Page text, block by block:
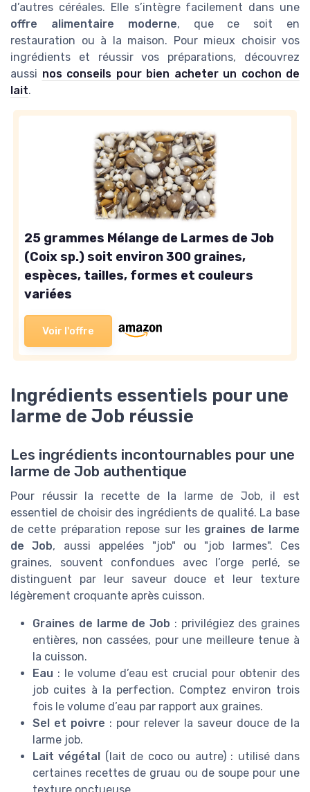
d’autres céréales. Elle s’intègre facilement dans une
offre alimentaire moderne, que ce soit en
restauration ou à la maison. Pour mieux choisir vos
ingrédients et réussir vos préparations, découvrez
aussi nos conseils pour bien acheter un cochon de
lait.
25 grammes Mélange de Larmes de Job
(Coix sp.) soit environ 300 graines,
espèces, tailles, formes et couleurs
variées
Voir l'offre
Ingrédients essentiels pour une
larme de Job réussie
Les ingrédients incontournables pour une
larme de Job authentique
Pour réussir la recette de la larme de Job, il est
essentiel de choisir des ingrédients de qualité. La base
de cette préparation repose sur les graines de larme
de Job, aussi appelées "job" ou "job larmes". Ces
graines, souvent confondues avec l’orge perlé, se
distinguent par leur saveur douce et leur texture
légèrement croquante après cuisson.
Graines de larme de Job : privilégiez des graines
entières, non cassées, pour une meilleure tenue à
la cuisson.
Eau : le volume d’eau est crucial pour obtenir des
job cuites à la perfection. Comptez environ trois
fois le volume d’eau par rapport aux graines.
Sel et poivre : pour relever la saveur douce de la
larme job.
Lait végétal
(lait de coco ou autre) : utilisé dans
certaines recettes de gruau ou de soupe pour une